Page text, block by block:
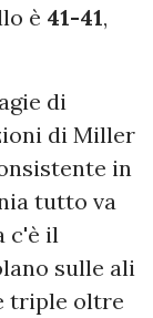
è 41-41,
di
di Miller
in
tutto va
c'è il
sulle ali
triple oltre